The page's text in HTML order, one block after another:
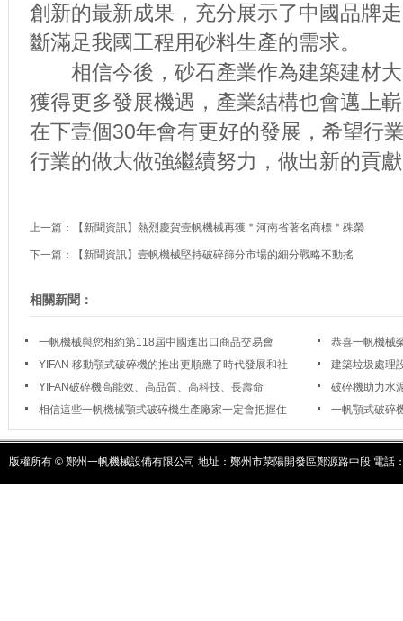
創新的最新成果，充分展示了中國品牌
斷滿足我國工程用砂料生產的需求。
相信今後，砂石產業作為建築建材大
獲得更多發展機遇，產業結構也會邁上
在下壹個30年會有更好的發展，希望行
行業的做大做強繼續努力，做出新的貢
上一篇： 【新聞資訊】熱烈慶賀壹帆機械再獲＂河南省著名商標＂殊榮
下一篇： 【新聞資訊】壹帆機械堅持破碎篩分市場的細分戰略不動搖
相關新聞：
一帆機械與您相約第118屆中國進出口商品交易會
恭喜一帆機械
YIFAN 移動顎式破碎機的推出更順應了時代發展和社
會發展
建築垃圾處理
YIFAN破碎機高能效、高品質、高科技、長壽命
破碎機助力水
轉型
相信這些一帆機械顎式破碎機生產廠家一定會把握住
這一機會
一帆顎式破碎
版權所有 © 鄭州一帆機械設備有限公司 地址：鄭州市荥陽開發區鄭源路中段 電話